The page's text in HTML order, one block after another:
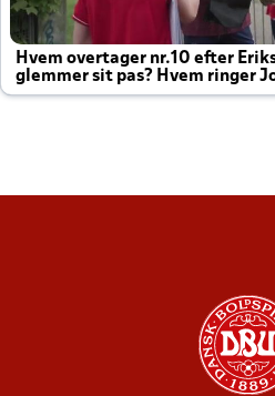
Hvem overtager nr.10 efter
glemmer sit pas? Hvem ringer
altid til efter kampe?